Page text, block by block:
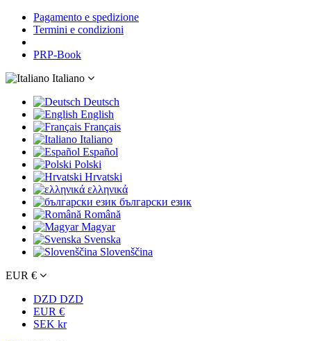
Pagamento e spedizione
Termini e condizioni
PRP-Book
Italiano
Deutsch
English
Français
Italiano
Español
Polski
Hrvatski
ελληνικά
български език
Română
Magyar
Svenska
Slovenščina
EUR €
DZD DZD
EUR €
SEK kr